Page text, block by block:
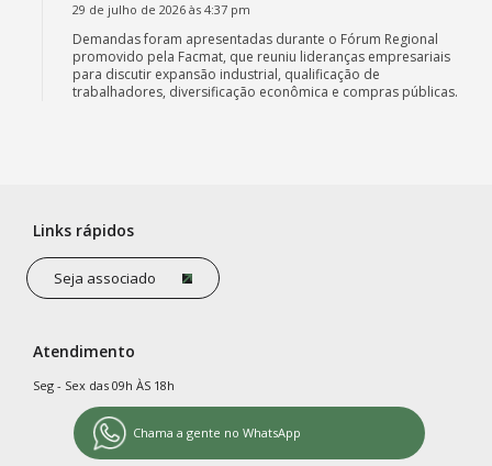
29 de julho de 2026 às 4:37 pm
Demandas foram apresentadas durante o Fórum Regional
promovido pela Facmat, que reuniu lideranças empresariais
para discutir expansão industrial, qualificação de
trabalhadores, diversificação econômica e compras públicas.
Links rápidos
Seja associado
Atendimento
Seg - Sex das 09h ÀS 18h
Chama a gente no WhatsApp